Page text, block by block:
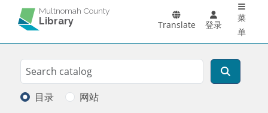
跳转到主要内容Multnomah County
Library Translate 登录
菜
单
Search
搜索
目录 网站